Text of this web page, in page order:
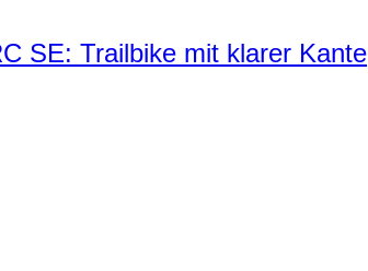
SE: Trailbike mit klarer Kante